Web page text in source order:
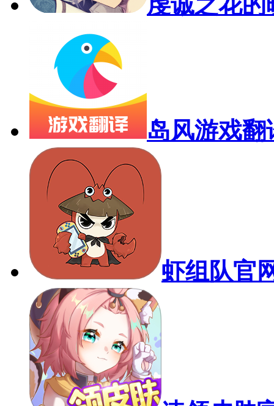
岛风游戏翻
虾组队官